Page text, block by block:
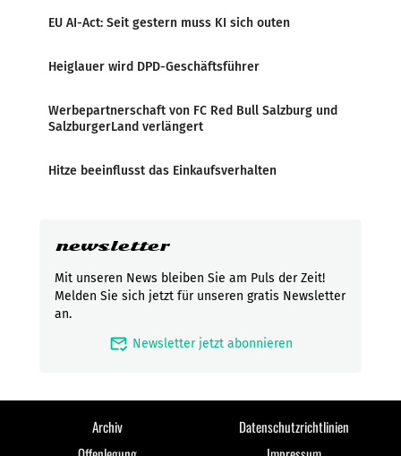
EU AI-Act: Seit gestern muss KI sich outen
Heiglauer wird DPD-Geschäftsführer
Werbepartnerschaft von FC Red Bull Salzburg und
SalzburgerLand verlängert
Hitze beeinflusst das Einkaufsverhalten
newsletter
Mit unseren News bleiben Sie am Puls der Zeit!
Melden Sie sich jetzt für unseren gratis Newsletter
an.
mark_email_read Newsletter jetzt abonnieren
Archiv
Datenschutzrichtlinien